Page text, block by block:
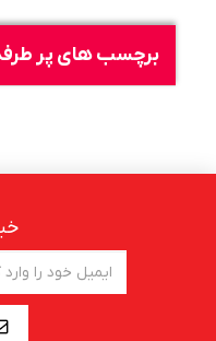
برچسب های پر